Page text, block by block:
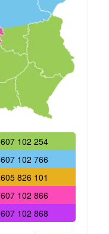
607 102 254
607 102 766
605 826 101
607 102 866
607 102 868